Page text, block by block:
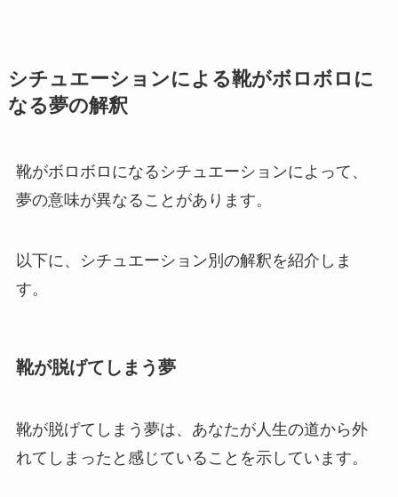
シチュエーションによる靴がボロボロに
なる夢の解釈
靴がボロボロになるシチュエーションによって、
夢の意味が異なることがあります。
以下に、シチュエーション別の解釈を紹介しま
す。
靴が脱げてしまう夢
靴が脱げてしまう夢は、あなたが人生の道から外
れてしまったと感じていることを示しています。